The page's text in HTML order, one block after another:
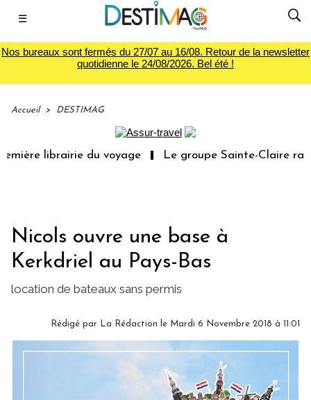
☰
Nos bureaux sont fermés du 27/07 au 16/08. Retour de la newsletter
quotidienne le 24/08/2026. Bel été !
Accueil > DESTIMAG
librairie du voyage Le groupe Sainte-Claire
Nicols ouvre une base à
Kerkdriel au Pays-Bas
location de bateaux sans permis
Rédigé par La Rédaction le Mardi 6 Novembre 2018 à 11:01